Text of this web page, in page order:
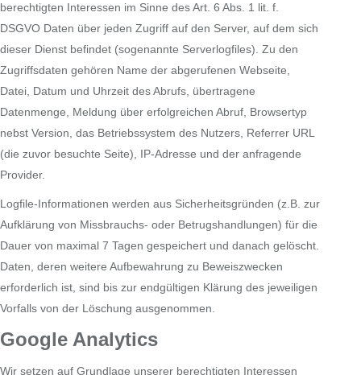
berechtigten Interessen im Sinne des Art. 6 Abs. 1 lit. f.
DSGVO Daten über jeden Zugriff auf den Server, auf dem sich
dieser Dienst befindet (sogenannte Serverlogfiles). Zu den
Zugriffsdaten gehören Name der abgerufenen Webseite,
Datei, Datum und Uhrzeit des Abrufs, übertragene
Datenmenge, Meldung über erfolgreichen Abruf, Browsertyp
nebst Version, das Betriebssystem des Nutzers, Referrer URL
(die zuvor besuchte Seite), IP-Adresse und der anfragende
Provider.
Logfile-Informationen werden aus Sicherheitsgründen (z.B. zur
Aufklärung von Missbrauchs- oder Betrugshandlungen) für die
Dauer von maximal 7 Tagen gespeichert und danach gelöscht.
Daten, deren weitere Aufbewahrung zu Beweiszwecken
erforderlich ist, sind bis zur endgültigen Klärung des jeweiligen
Vorfalls von der Löschung ausgenommen.
Google Analytics
Wir setzen auf Grundlage unserer berechtigten Interessen